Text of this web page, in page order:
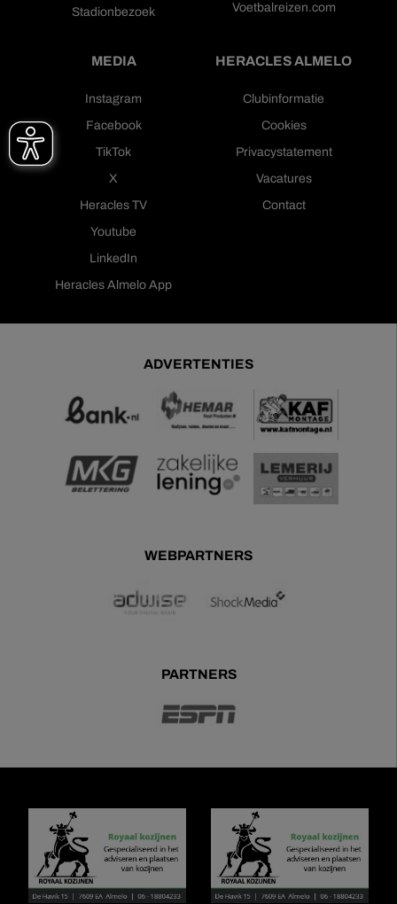
Stadionbezoek
Voetbalreizen.com
MEDIA
Instagram
Facebook
TikTok
X
Heracles TV
Youtube
LinkedIn
Heracles Almelo App
HERACLES ALMELO
Clubinformatie
Cookies
Privacystatement
Vacatures
Contact
ADVERTENTIES
WEBPARTNERS
PARTNERS